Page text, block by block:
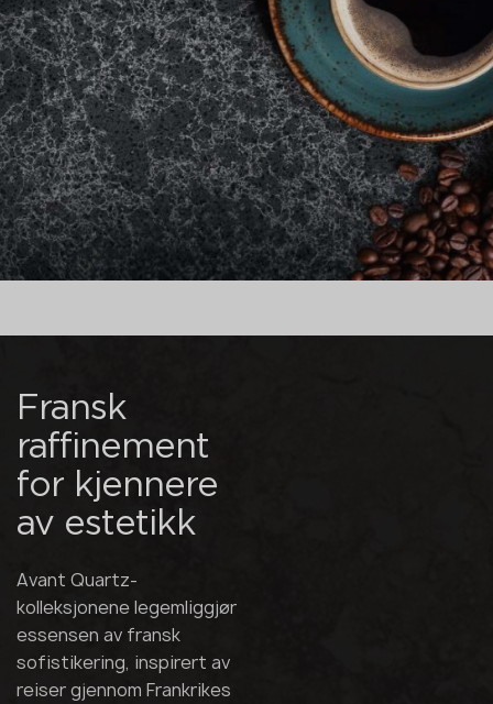
Fransk
raffinement
for kjennere
av estetikk
Avant Quartz-
kolleksjonene legemliggjør
essensen av fransk
sofistikering, inspirert av
reiser gjennom Frankrikes